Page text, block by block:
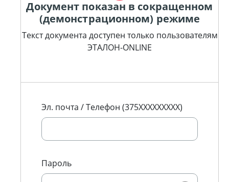
Документ показан в сокращенном
(демонстрационном) режиме
Текст документа доступен только пользователям
ЭТАЛОН-ONLINE
Эл. почта / Телефон (375XXXXXXXXX)
Пароль